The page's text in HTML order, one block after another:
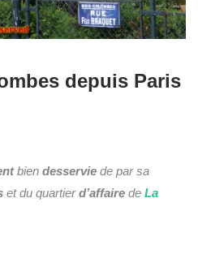
depuis Paris
bien desserviede par sa
et du quartierd’affairede La